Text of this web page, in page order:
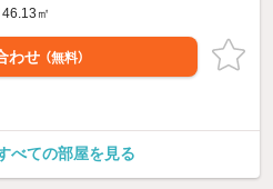
㎡
わせ （無料）
べての部屋を見る